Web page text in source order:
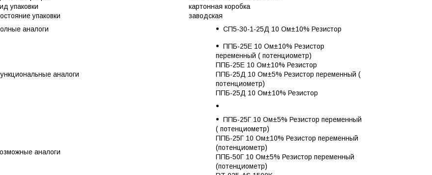
упаковки
картонная коробка
упаковки
заводская
аналоги
СП5-30-1-25Д 10 Ом±10% Резистор
аналоги
ППБ-25Е 10 Ом±10% Резистор
переменный ( потенциометр)
ППБ-25Е 10 Ом±10% Резистор
ППБ-25Д 10 Ом±5% Резистор переменный (
потенциометр)
ППБ-25Д 10 Ом±10% Резистор
аналоги
ППБ-25Г 10 Ом±5% Резистор переменный
( потенциометр)
ППБ-25Г 10 Ом±10% Резистор переменный
(потенциометр)
ППБ-50Г 10 Ом±5% Резистор переменный
(потенциометр)